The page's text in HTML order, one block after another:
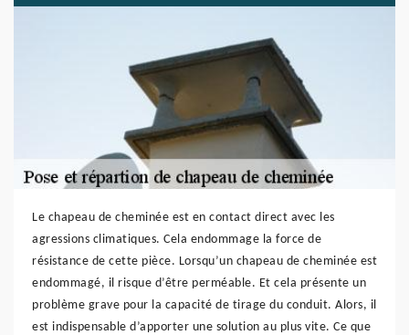
Le chapeau de cheminée est en contact direct avec les
agressions climatiques. Cela endommage la force de
résistance de cette pièce. Lorsqu’un chapeau de cheminée est
endommagé, il risque d’être perméable. Et cela présente un
problème grave pour la capacité de tirage du conduit. Alors, il
est indispensable d’apporter une solution au plus vite. Ce que